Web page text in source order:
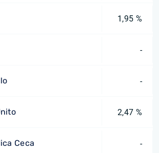
1,95 %
-
-
2,47 %
Ceca -